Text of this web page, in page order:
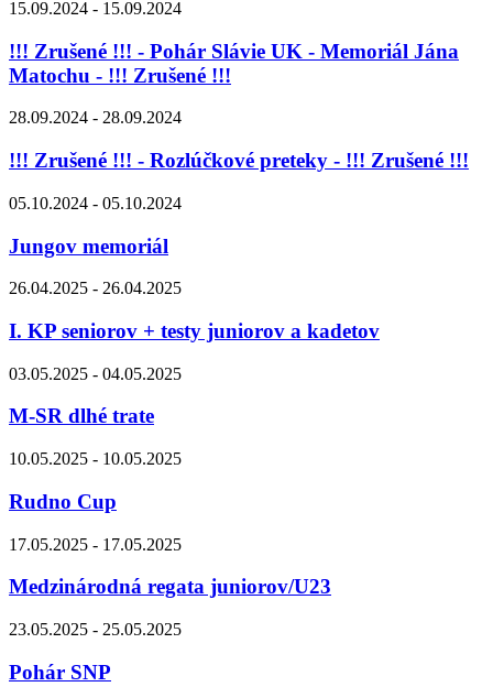
15.09.2024 - 15.09.2024
!!! Zrušené !!! - Pohár Slávie UK - Memoriál Jána
Matochu - !!! Zrušené !!!
28.09.2024 - 28.09.2024
!!! Zrušené !!! - Rozlúčkové preteky - !!! Zrušené !!!
05.10.2024 - 05.10.2024
Jungov memoriál
26.04.2025 - 26.04.2025
I. KP seniorov + testy juniorov a kadetov
03.05.2025 - 04.05.2025
M-SR dlhé trate
10.05.2025 - 10.05.2025
Rudno Cup
17.05.2025 - 17.05.2025
Medzinárodná regata juniorov/U23
23.05.2025 - 25.05.2025
Pohár SNP